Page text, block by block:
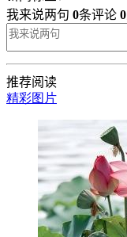
我来说两句 0条评论 0
推荐阅读